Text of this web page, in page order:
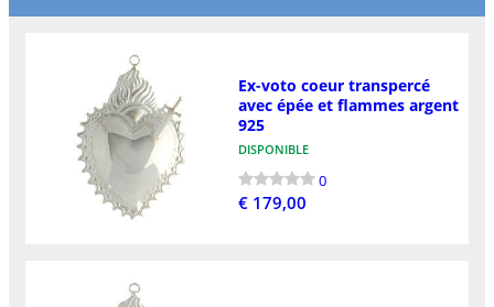
Ex-voto coeur transpercé
avec épée et flammes argent
925
DISPONIBLE
0
€ 179,00